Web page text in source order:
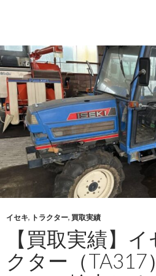
三
菱
キ
ャ
ン
タ
ー
（P-
FE305B）・
1989
年
式
を
モ
ザ
イセキ, トラクター, 買取実績
【買取実績】
クター（TA317